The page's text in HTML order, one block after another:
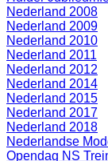
Nederland 2008
Nederland 2009
Nederland 2010
Nederland 2011
Nederland 2012
Nederland 2014
Nederland 2015
Nederland 2017
Nederland 2018
Nederlandse
Opendag NS